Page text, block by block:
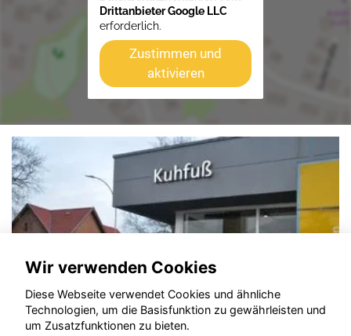
Drittanbieter Google LLC
erforderlich.
Zustimmen und
aktivieren
Wir verwenden Cookies
Diese Webseite verwendet Cookies und ähnliche
Technologien, um die Basisfunktion zu gewährleisten und
um Zusatzfunktionen zu bieten.